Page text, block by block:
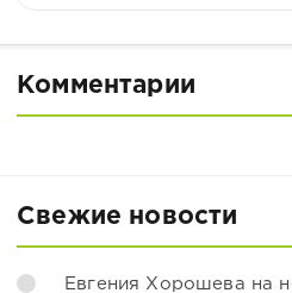
Комментарии
Свежие новости
Евгения Хорошева на